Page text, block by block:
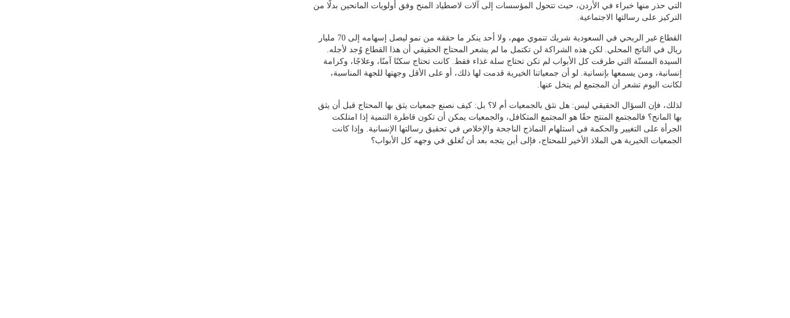
التي حذر منها خبراء في الأردن، حيث تتحول المؤسسات إلى آلات لاصطياد المنح وفق أولويات المانحين بدلًا من
التركيز على رسالتها الاجتماعية.
القطاع غير الربحي في السعودية شريك تنموي مهم، ولا أحد ينكر ما حققه من نمو ليصل إسهامه إلى 70 مليار
ريال في الناتج المحلي. لكن هذه الشراكة لن تكتمل ما لم يشعر المحتاج الحقيقي أن هذا القطاع وُجد لأجله.
السيدة المسنّة التي طرقت كل الأبواب لم تكن تحتاج سلة غذاء فقط. كانت تحتاج سكنًا آمنًا، وعلاجًا، وكرامة
إنسانية، ومن يسمعها بإنسانية. لو أن جمعياتنا الخيرية قدمت لها ذلك، أو على الأقل وجهتها للجهة المناسبة،
لكانت اليوم تشعر أن المجتمع لم يتخل عنها.
لذلك، فإن السؤال الحقيقي ليس: هل نثق بالجمعيات أم لا؟ بل: كيف نصنع جمعيات يثق بها المحتاج قبل أن يثق
بها المانح؟ فالمجتمع المنتج حقًا هو المجتمع المتكافل، والجمعيات يمكن أن تكون قاطرة التنمية إذا امتلكت
الجرأة على التغيير والحكمة في استلهام النماذج الناجحة والإخلاص في تحقيق رسالتها الإنسانية. وإذا كانت
الجمعيات الخيرية هي الملاذ الأخير للمحتاج، فإلى أين يتجه بعد أن تُغلق في وجهه كل الأبواب؟